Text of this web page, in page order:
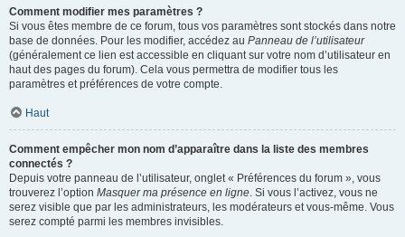
Comment modifier mes paramètres ?
Si vous êtes membre de ce forum, tous vos paramètres sont stockés dans notre
base de données. Pour les modifier, accédez au Panneau de l’utilisateur
(généralement ce lien est accessible en cliquant sur votre nom d’utilisateur en
haut des pages du forum). Cela vous permettra de modifier tous les
paramètres et préférences de votre compte.
Haut
Comment empêcher mon nom d’apparaître dans la liste des membres
connectés ?
Depuis votre panneau de l’utilisateur, onglet « Préférences du forum », vous
trouverez l’option Masquer ma présence en ligne. Si vous l’activez, vous ne
serez visible que par les administrateurs, les modérateurs et vous-même. Vous
serez compté parmi les membres invisibles.